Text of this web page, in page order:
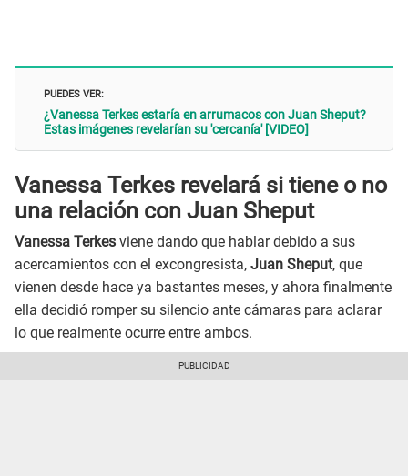
PUEDES VER:
¿Vanessa Terkes estaría en arrumacos con Juan Sheput?
Estas imágenes revelarían su 'cercanía' [VIDEO]
Vanessa Terkes revelará si tiene o no
una relación con Juan Sheput
Vanessa Terkes viene dando que hablar debido a sus
acercamientos con el excongresista, Juan Sheput, que
vienen desde hace ya bastantes meses, y ahora finalmente
ella decidió romper su silencio ante cámaras para aclarar
lo que realmente ocurre entre ambos.